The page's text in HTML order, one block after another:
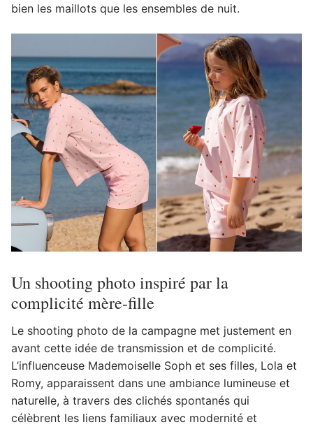
bien les maillots que les ensembles de nuit.
Un shooting photo inspiré par la
complicité mère-fille
Le shooting photo de la campagne met justement en
avant cette idée de transmission et de complicité.
L’influenceuse Mademoiselle Soph et ses filles, Lola et
Romy, apparaissent dans une ambiance lumineuse et
naturelle, à travers des clichés spontanés qui
célèbrent les liens familiaux avec modernité et